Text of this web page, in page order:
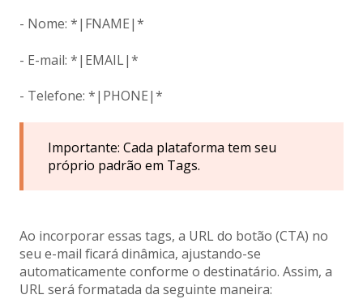
- Nome: *|FNAME|*
- E-mail: *|EMAIL|*
- Telefone: *|PHONE|*
Importante: Cada plataforma tem seu
próprio padrão em Tags.
Ao incorporar essas tags, a URL do botão (CTA) no
seu e-mail ficará dinâmica, ajustando-se
automaticamente conforme o destinatário. Assim, a
URL será formatada da seguinte maneira: